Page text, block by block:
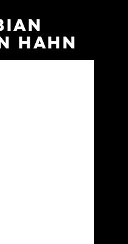
HAHN